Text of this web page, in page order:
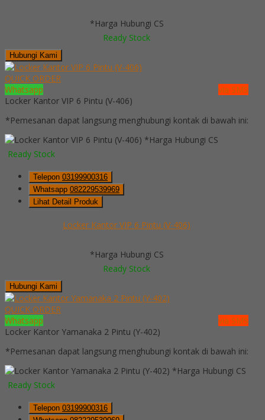
*Harga Hubungi CS
Ready Stock
Hubungi Kami
QUICK ORDER
Whatsapp
via SMS
Locker Kantor VIP 6 Pintu (V-406)
*Pemesanan dapat langsung menghubungi kontak di bawah ini:
*Harga Hubungi CS
Ready Stock
Telepon 03199900316
Whatsapp 082229539969
Lihat Detail Produk
Locker Kantor VIP 6 Pintu (V-406)
*Harga Hubungi CS
Ready Stock
Hubungi Kami
QUICK ORDER
Whatsapp
via SMS
Locker Kantor Yamanaka 2 Pintu (Y-402)
*Pemesanan dapat langsung menghubungi kontak di bawah ini:
*Harga Hubungi CS
Ready Stock
Telepon 03199900316